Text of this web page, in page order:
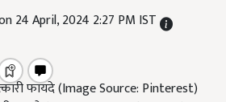
24 April, 2024 2:27 PM IST